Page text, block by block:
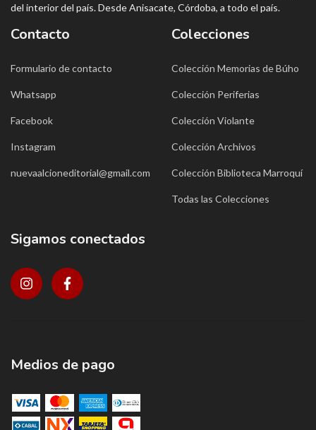
del interior del país. Desde Anisacate, Córdoba, a todo el país.
Contacto
Formulario de contacto
Whatsapp
Facebook
Instagram
nuevaalcioneditorial@gmail.com
Colecciones
Colección Memorias de Búho
Colección Periferias
Colección Violante
Colección Archivos
Colección Biblioteca Marroquí
Todas las Colecciones
Sigamos conectados
Medios de pago